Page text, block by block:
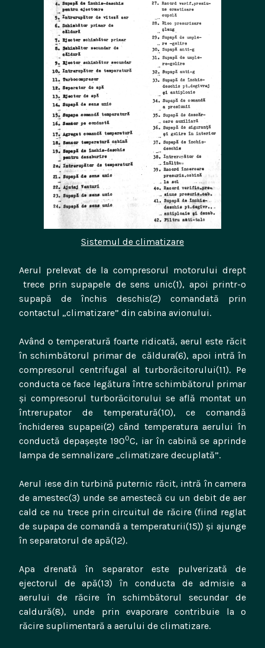
Sistemul de climatizare
Aerul prelevat de la compresorul motorului drept
trece prin supapele de sens unic(1), apoi printr-o
supapă de închis deschis(2) comandată prin
contactul „climatizare” din cabina avionului.
Având o temperatură foarte ridicată, aerul este răcit
în schimbătorul primar de căldura(6), apoi intră în
compresorul centrifugal al turborăcitorului(11). Pe
conducta ce face legătura între schimbătorul primar
și compresorul turborăcitorului se află montat un
întrerupator de temperatură(10), ce comandă
închiderea supapei(2) când temperatura aerului în
conductă depașește 1900C, iar în cabină se aprinde
lampa de semnalizare „climatizare decuplată”.
Aerul iese din turbină puternic răcit, intră în camera
de amestec(3) unde se amestecă cu un debit de aer
cald ce nu trece prin circuitul de răcire (fiind reglat
de supapa de comandă a temperaturii(15)) și ajunge
în separatorul de apă(12).
Apa drenată în separator este pulverizată de
ejectorul de apă(13) în conducta de admisie a
aerului de răcire în schimbătorul secundar de
caldură(8), unde prin evaporare contribuie la o
răcire suplimentară a aerului de climatizare.